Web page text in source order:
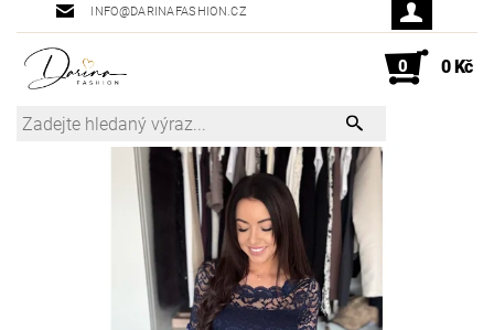
INFO@DARINAFASHION.CZ
0 0 Kč